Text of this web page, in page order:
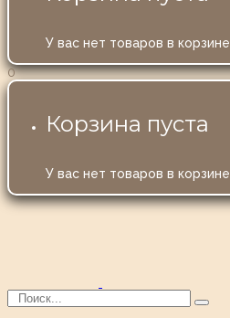
У вас нет товаров в корзине
0
Корзина пуста
У вас нет товаров в корзине